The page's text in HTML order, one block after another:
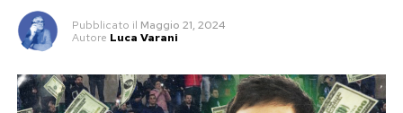
Pubblicato il Maggio 21, 2024
Autore Luca Varani